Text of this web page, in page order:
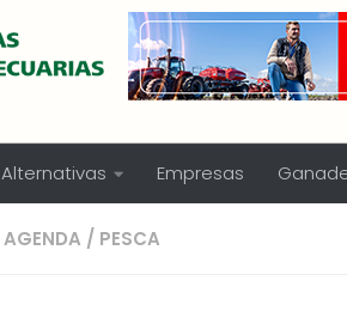
Alternativas Empresas
AGENDA / PESCA